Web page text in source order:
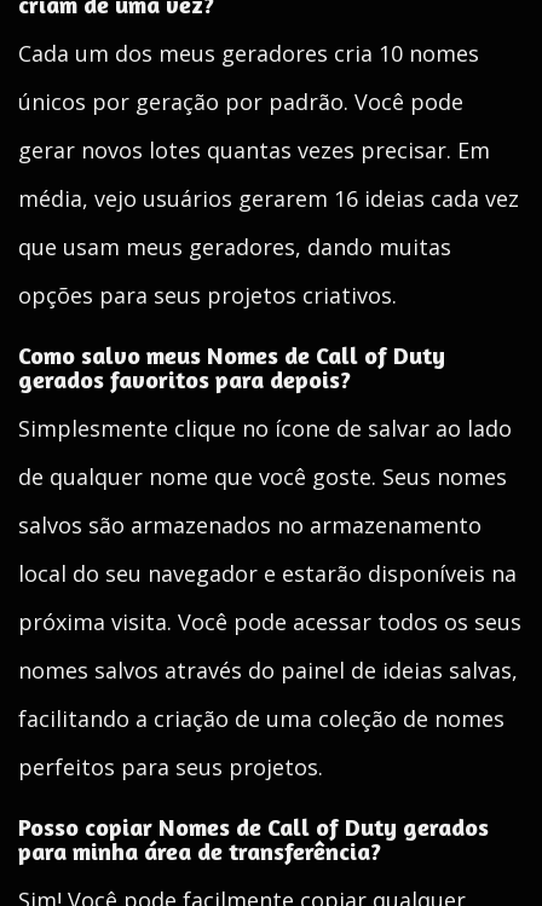
Cada um dos meus geradores cria 10 nomes
únicos por geração por padrão. Você pode
gerar novos lotes quantas vezes precisar. Em
média, vejo usuários gerarem 16 ideias cada vez
que usam meus geradores, dando muitas
opções para seus projetos criativos.
Como salvo meus Nomes de Call of Duty
gerados favoritos para depois?
Simplesmente clique no ícone de salvar ao lado
de qualquer nome que você goste. Seus nomes
salvos são armazenados no armazenamento
local do seu navegador e estarão disponíveis na
próxima visita. Você pode acessar todos os seus
nomes salvos através do painel de ideias salvas,
facilitando a criação de uma coleção de nomes
perfeitos para seus projetos.
Posso copiar Nomes de Call of Duty gerados
para minha área de transferência?
Sim! Você pode facilmente copiar qualquer